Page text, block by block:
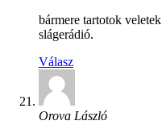
bármere tartotok
slágerádió.
Válasz
Orova László